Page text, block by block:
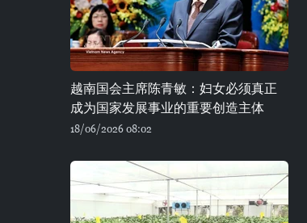
越南国会主席陈青敏：妇女必须真正
成为国家发展事业的重要创造主体
18/06/2026 08:02